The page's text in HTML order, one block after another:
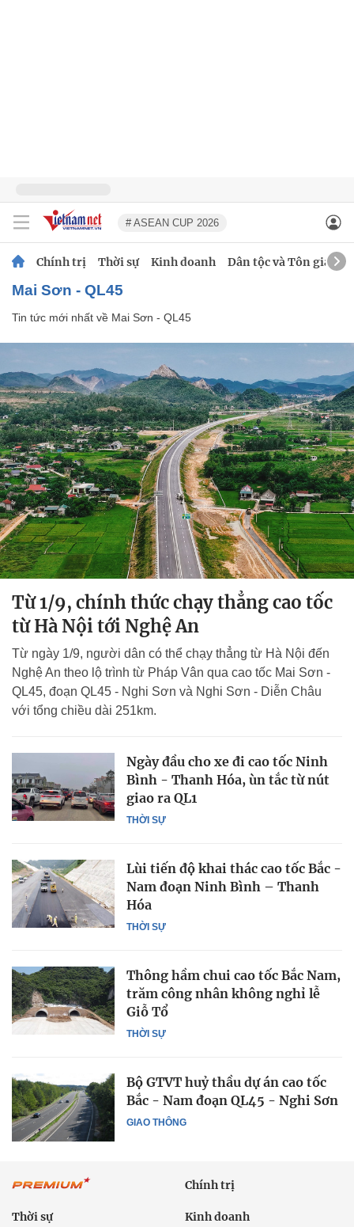
# ASEAN CUP 2026
Chính trị Thời sự Kinh doanh Dân tộc và Tôn giáo
Mai Sơn - QL45
Tin tức mới nhất về Mai Sơn - QL45
Từ 1/9, chính thức chạy thẳng cao tốc
từ Hà Nội tới Nghệ An
Từ ngày 1/9, người dân có thể chạy thẳng từ Hà Nội đến
Nghệ An theo lộ trình từ Pháp Vân qua cao tốc Mai Sơn -
QL45, đoạn QL45 - Nghi Sơn và Nghi Sơn - Diễn Châu
với tổng chiều dài 251km.
THỜI SỰ
Ngày đầu cho xe đi cao tốc Ninh
Bình - Thanh Hóa, ùn tắc từ nút
giao ra QL1
THỜI SỰ
Lùi tiến độ khai thác cao tốc Bắc -
Nam đoạn Ninh Bình – Thanh
Hóa
THỜI SỰ
Thông hầm chui cao tốc Bắc Nam,
trăm công nhân không nghỉ lễ
Giỗ Tổ
GIAO THÔNG
Bộ GTVT huỷ thầu dự án cao tốc
Bắc - Nam đoạn QL45 - Nghi Sơn
Chính trị
Thời sự Kinh doanh